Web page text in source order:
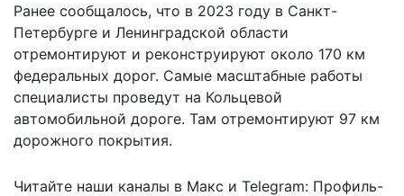
Ранее сообщалось, что в 2023 году в Санкт-
Петербурге и Ленинградской области
отремонтируют и реконструируют около 170 км
федеральных дорог. Самые масштабные работы
специалисты проведут на Кольцевой
автомобильной дороге. Там отремонтируют 97 км
дорожного покрытия.
Читайте наши каналы в Макс и Telegram: Профиль-